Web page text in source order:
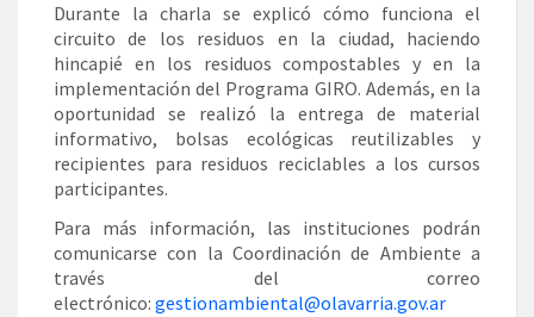
Durante la charla se explicó cómo funciona el
circuito de los residuos en la ciudad, haciendo
hincapié en los residuos compostables y en la
implementación del Programa GIRO. Además, en la
oportunidad se realizó la entrega de material
informativo, bolsas ecológicas reutilizables y
recipientes para residuos reciclables a los cursos
participantes.
Para más información, las instituciones podrán
comunicarse con la Coordinación de Ambiente a
través del correo
electrónico: gestionambiental@olavarria.gov.ar